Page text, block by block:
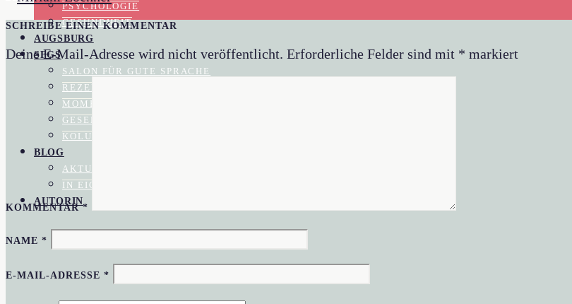
PSYCHOLOGIE
GESUNDHEIT
AUGSBURG
SFGS
SALON FÜR GUTE SPRACHE
REZENSIONEN
MOMENTAUFNAHME
GESELLSCHAFTSKRITIK
KOLUMNEN
BLOG
AKTUELL IM BLOGAZINE
IN EIGENER SACHE
AUTORIN
SCHREIBE EINEN KOMMENTAR
Deine E-Mail-Adresse wird nicht veröffentlicht. Erforderliche Felder sind mit * markiert
KOMMENTAR*
NAME*
E-MAIL-ADRESSE*